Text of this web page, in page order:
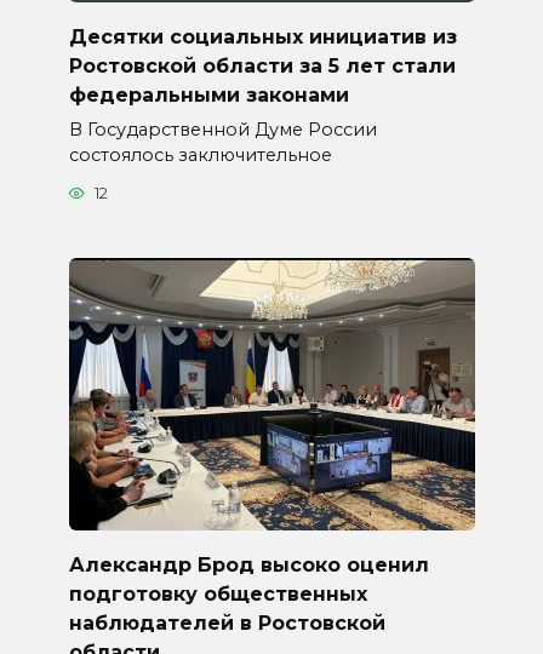
Десятки социальных инициатив из
Ростовской области за 5 лет стали
федеральными законами
В Государственной Думе России
состоялось заключительное
12
Александр Брод высоко оценил
подготовку общественных
наблюдателей в Ростовской